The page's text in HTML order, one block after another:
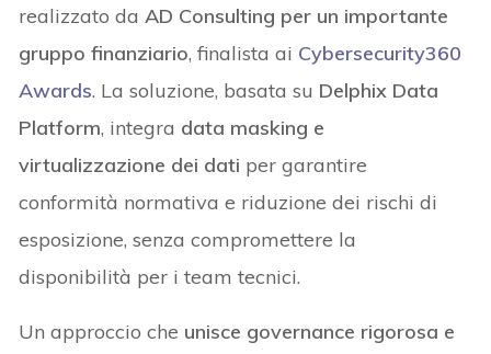
realizzato daAD Consulting per un importante
gruppo finanziario, finalista ai Cybersecurity360
Awards. La soluzione, basata su Delphix Data
Platform, integra data masking e
virtualizzazione dei dati per garantire
conformità normativa e riduzione dei rischi di
esposizione, senza compromettere la
disponibilità per i team tecnici.
Un approccio che unisce governance rigorosa e